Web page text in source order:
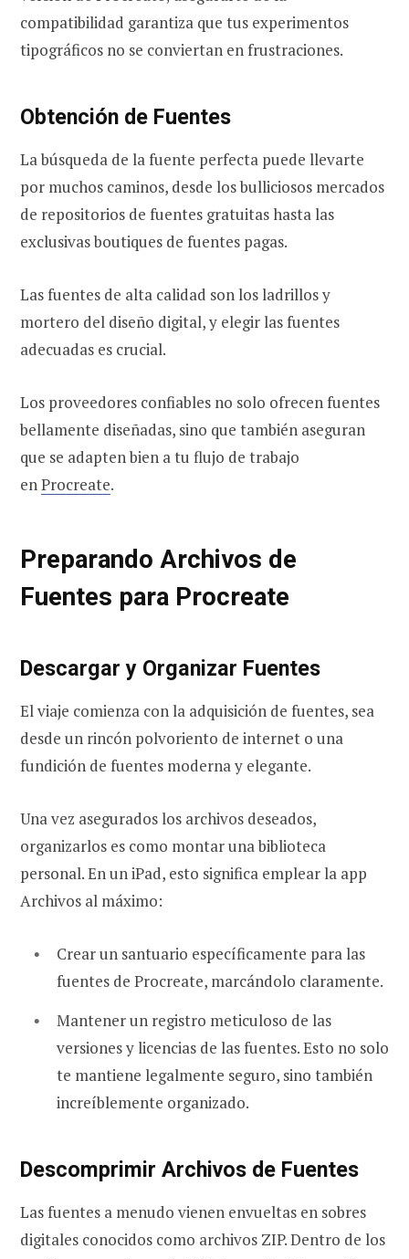
compatibilidad garantiza que tus experimentos
tipográficos no se conviertan en frustraciones.
Obtención de Fuentes
La búsqueda de la fuente perfecta puede llevarte
por muchos caminos, desde los bulliciosos mercados
de repositorios de fuentes gratuitas hasta las
exclusivas boutiques de fuentes pagas.
Las fuentes de alta calidad son los ladrillos y
mortero del diseño digital, y elegir las fuentes
adecuadas es crucial.
Los proveedores confiables no solo ofrecen fuentes
bellamente diseñadas, sino que también aseguran
que se adapten bien a tu flujo de trabajo
enProcreate.
Preparando Archivos de
Fuentes para Procreate
Descargar y Organizar Fuentes
El viaje comienza con la adquisición de fuentes, sea
desde un rincón polvoriento de internet o una
fundición de fuentes moderna y elegante.
Una vez asegurados los archivos deseados,
organizarlos es como montar una biblioteca
personal. En un iPad, esto significa emplear la app
Archivos al máximo:
Crear un santuario específicamente para las
fuentes de Procreate, marcándolo claramente.
Mantener un registro meticuloso de las
versiones y licencias de las fuentes. Esto no solo
te mantiene legalmente seguro, sino también
increíblemente organizado.
Descomprimir Archivos de Fuentes
Las fuentes a menudo vienen envueltas en sobres
digitales conocidos como archivos ZIP. Dentro de los